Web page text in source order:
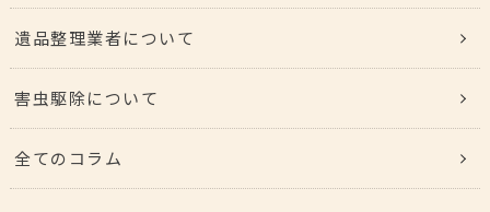
遺品整理業者について
害虫駆除について
全てのコラム